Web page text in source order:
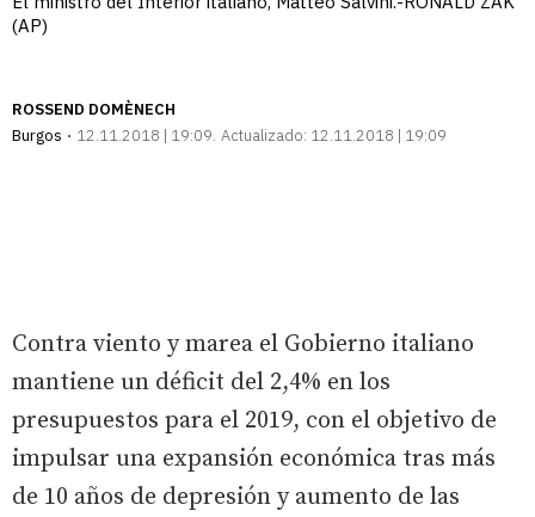
(AP)
ROSSEND DOMÈNECH
Burgos
12.11.2018 | 19:09 Actualizado: 12.11.2018 | 19:09
Contra viento y marea el Gobierno italiano
mantiene un déficit del 2,4% en los
presupuestos para el 2019, con el objetivo de
impulsar una expansión económica tras más
de 10 años de depresión y aumento de las